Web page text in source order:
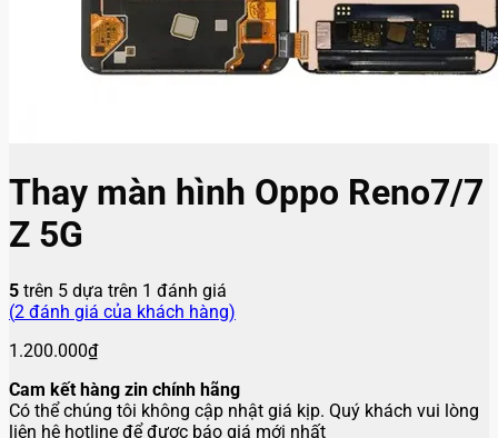
Thay màn hình Oppo Reno7/7
Z 5G
5 trên 5 dựa trên 1 đánh giá
(2 đánh giá của khách hàng)
1.200.000₫
Cam kết hàng zin chính hãng
Có thể chúng tôi không cập nhật giá kịp. Quý khách vui lòng
liên hệ hotline để được báo giá mới nhất